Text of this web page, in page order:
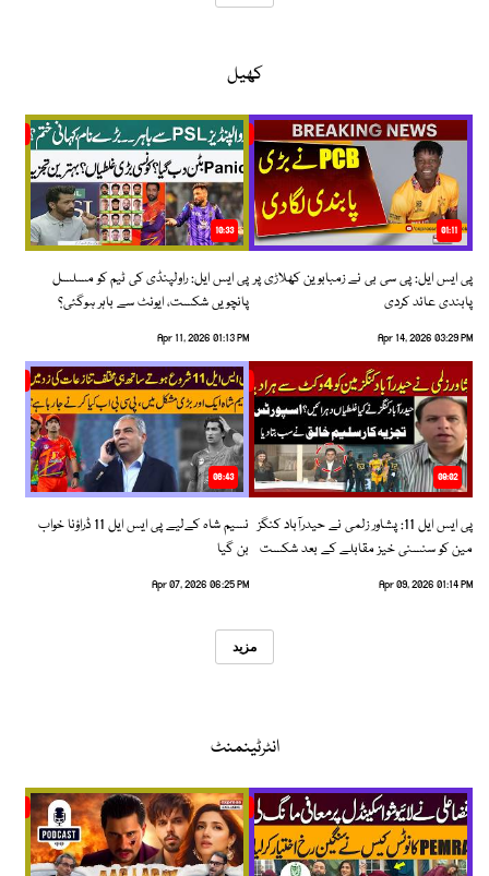
کھیل
01:11
پی ایس ایل: پی سی بی نے زمبابوین کھلاڑی پر
پابندی عائد کردی
Apr 14, 2026 03:29 PM
10:33
پی ایس ایل: راولپنڈی کی ٹیم کو مسلسل
پانچویں شکست، ایونٹ سے باہر ہوگئی؟
Apr 11, 2026 01:13 PM
09:02
پی ایس ایل 11: پشاور زلمی نے حیدرآباد کنگز
مین کو سنسنی خیز مقابلے کے بعد شکست
Apr 09, 2026 01:14 PM
06:43
نسیم شاہ کےلیے پی ایس ایل 11 ڈراؤنا خواب
بن گیا
Apr 07, 2026 06:25 PM
مزید
انٹرٹینمنٹ